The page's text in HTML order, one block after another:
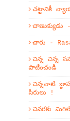
చట్టానికీ
చాణుక్యుడు
చారు -
చిన్న చిన్న
పాటించండి
చిన్ననాటి
సిరులు !
చివరకు